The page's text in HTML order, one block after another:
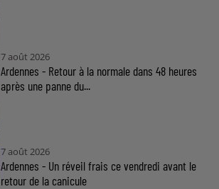
7 août 2026
Ardennes - Retour à la normale dans 48 heures
après une panne du...
7 août 2026
Ardennes - Un réveil frais ce vendredi avant le
retour de la canicule